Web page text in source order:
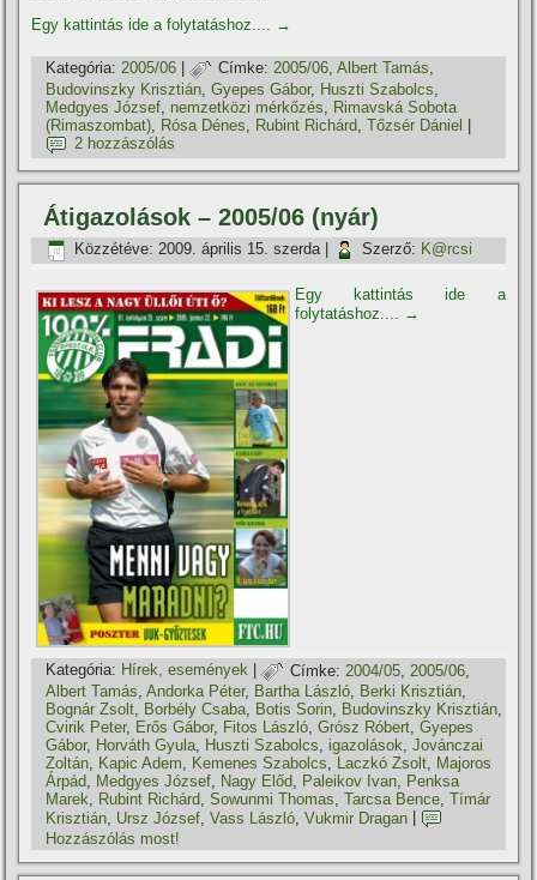
Egy kattintás ide a folytatáshoz.... →
Kategória: 2005/06 | Címke: 2005/06,Albert Tamás,
Budovinszky Krisztián ,Gyepes Gábor, Huszti Szabolcs
Medgyes József nemzetközi mérkőzés
Rimavská Sobota
(Rimaszombat)
Rósa Dénes Rubint Richárd ,Tőzsér Dániel
2 hozzászólás
Átigazolások – 2005/06 (nyár)
Közzétéve: 2009. április 15. szerda| Szerző: K@rcsi
Egy kattintás ide a
folytatáshoz....
→
Kategória: Hí­rek, események | Címke: 2004/05 2005/06
Albert Tamás,Andorka Péter, Bartha László, Berki Krisztián,
Bognár Zsolt, Borbély Csaba, Botis Sorin, Budovinszky Krisztián,
Cvirik Peter, Erős Gábor, Fitos László,Grósz Róbert,Gyepes
Gábor, Horváth Gyula, Huszti Szabolcs,igazolások,Jovánczai
Zoltán, Kapic Adem, Kemenes Szabolcs, Laczkó Zsolt, Majoros
Árpád, Medgyes József, Nagy Előd, Paleikov Ivan, Penksa
Marek, Rubint Richárd,Sowunmi Thomas,Tarcsa Bence,Tí­már
Krisztián Ursz József ,Vass László ,Vukmir Dragan
Hozzászólás most!